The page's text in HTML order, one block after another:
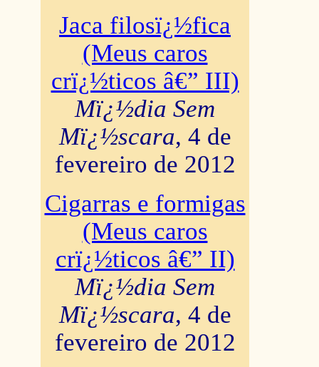
Jaca filosï¿½fica
(Meus caros
crï¿½ticos â€” III)
Mï¿½dia Sem
Mï¿½scara, 4 de
fevereiro de 2012
Cigarras e formigas
(Meus caros
crï¿½ticos â€” II)
Mï¿½dia Sem
Mï¿½scara, 4 de
fevereiro de 2012